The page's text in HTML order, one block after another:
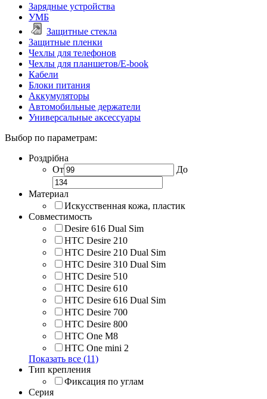
Зарядные устройства
УМБ
Защитные стекла
Защитные пленки
Чехлы для телефонов
Чехлы для планшетов/E-book
Кабели
Блоки питания
Аккумуляторы
Автомобильные держатели
Универсальные аксессуары
Выбор по параметрам:
Роздрібна
От
До
Материал
Искусственная кожа, пластик
Совместимость
Desire 616 Dual Sim
HTC Desire 210
HTC Desire 210 Dual Sim
HTC Desire 310 Dual Sim
HTC Desire 510
HTC Desire 610
HTC Desire 616 Dual Sim
HTC Desire 700
HTC Desire 800
HTC One M8
HTC One mini 2
Показать все (11)
Тип крепления
Фиксация по углам
Серия